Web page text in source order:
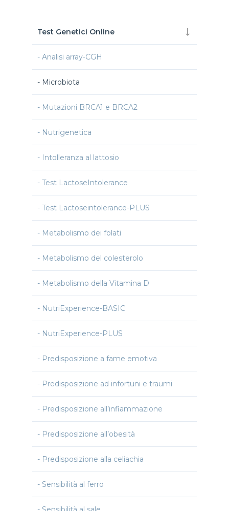
Test Genetici Online
Analisi array-CGH
Microbiota
Mutazioni BRCA1 e BRCA2
Nutrigenetica
Intolleranza al lattosio
Test LactoseIntolerance
Test Lactoseintolerance-PLUS
Metabolismo dei folati
Metabolismo del colesterolo
Metabolismo della Vitamina D
NutriExperience-BASIC
NutriExperience-PLUS
Predisposizione a fame emotiva
Predisposizione ad infortuni e traumi
Predisposizione all’infiammazione
Predisposizione all’obesità
Predisposizione alla celiachia
Sensibilità al ferro